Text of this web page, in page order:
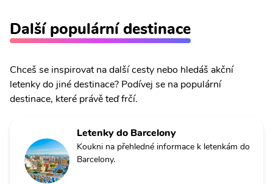
Další populární destinace
Chceš se inspirovat na další cesty nebo hledáš akční
letenky do jiné destinace? Podívej se na populární
destinace, které právě teď frčí.
Letenky do Barcelony
Koukni na přehledné informace k letenkám do
Barcelony.